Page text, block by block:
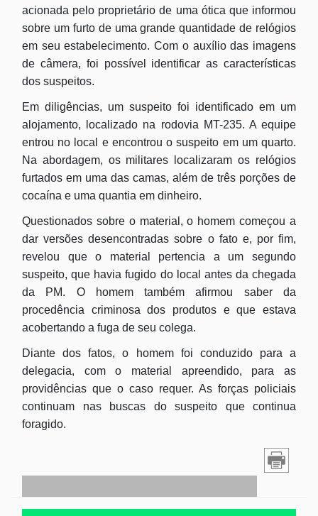
acionada pelo proprietário de uma ótica que informou
sobre um furto de uma grande quantidade de relógios
em seu estabelecimento. Com o auxílio das imagens
de câmera, foi possível identificar as características
dos suspeitos.
Em diligências, um suspeito foi identificado em um
alojamento, localizado na rodovia MT-235. A equipe
entrou no local e encontrou o suspeito em um quarto.
Na abordagem, os militares localizaram os relógios
furtados em uma das camas, além de três porções de
cocaína e uma quantia em dinheiro.
Questionados sobre o material, o homem começou a
dar versões desencontradas sobre o fato e, por fim,
revelou que o material pertencia a um segundo
suspeito, que havia fugido do local antes da chegada
da PM. O homem também afirmou saber da
procedência criminosa dos produtos e que estava
acobertando a fuga de seu colega.
Diante dos fatos, o homem foi conduzido para a
delegacia, com o material apreendido, para as
providências que o caso requer. As forças policiais
continuam nas buscas do suspeito que continua
foragido.